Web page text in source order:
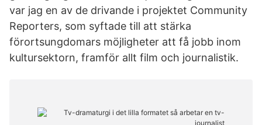
var jag en av de drivande i projektet Community
Reporters, som syftade till att stärka
förortsungdomars möjligheter att få jobb inom
kultursektorn, framför allt film och journalistik.